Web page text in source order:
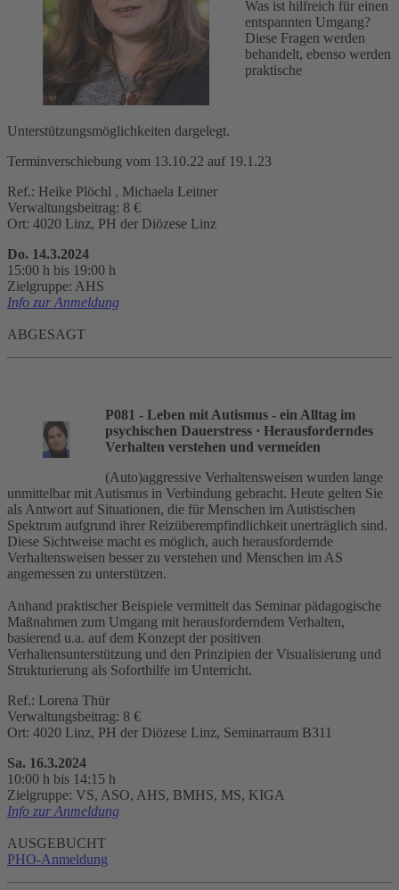
Was ist hilfreich für einen
entspannten Umgang?
Diese Fragen werden
behandelt, ebenso werden
praktische
Unterstützungsmöglichkeiten dargelegt.
Terminverschiebung vom 13.10.22 auf 19.1.23
Ref.: Heike Plöchl , Michaela Leitner
Verwaltungsbeitrag: 8 €
Ort: 4020 Linz, PH der Diözese Linz
Do. 14.3.2024
15:00 h bis 19:00 h
Zielgruppe: AHS
Info zur Anmeldung
ABGESAGT
P081 - Leben mit Autismus - ein Alltag im
psychischen Dauerstress · Herausforderndes
Verhalten verstehen und vermeiden
(Auto)aggressive Verhaltensweisen wurden lange
unmittelbar mit Autismus in Verbindung gebracht. Heute gelten Sie
als Antwort auf Situationen, die für Menschen im Autistischen
Spektrum aufgrund ihrer Reizüberempfindlichkeit unerträglich sind.
Diese Sichtweise macht es möglich, auch herausfordernde
Verhaltensweisen besser zu verstehen und Menschen im AS
angemessen zu unterstützen.
Anhand praktischer Beispiele vermittelt das Seminar pädagogische
Maßnahmen zum Umgang mit herausforderndem Verhalten,
basierend u.a. auf dem Konzept der positiven
Verhaltensunterstützung und den Prinzipien der Visualisierung und
Strukturierung als Soforthilfe im Unterricht.
Ref.: Lorena Thür
Verwaltungsbeitrag: 8 €
Ort: 4020 Linz, PH der Diözese Linz, Seminarraum B311
Sa. 16.3.2024
10:00 h bis 14:15 h
Zielgruppe: VS, ASO, AHS, BMHS, MS, KIGA
Info zur Anmeldung
AUSGEBUCHT
PHO-Anmeldung